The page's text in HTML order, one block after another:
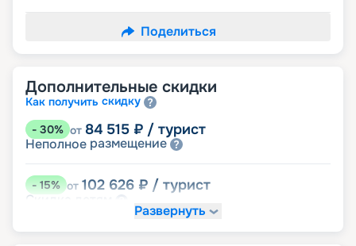
Поделиться
Дополнительные скидки
Как получить скидку
- 30% от 84 515 ₽ / турист
Неполное размещение
-15% от 102 626 ₽ / турист
Скидка
Развернуть